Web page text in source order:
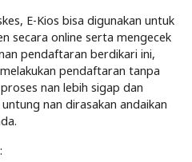
E-Kios bisa digunakan untuk
secara online serta mengecek
pendaftaran berdikari ini,
pendaftaran tanpa
nan lebih sigap dan
nan dirasakan andaikan